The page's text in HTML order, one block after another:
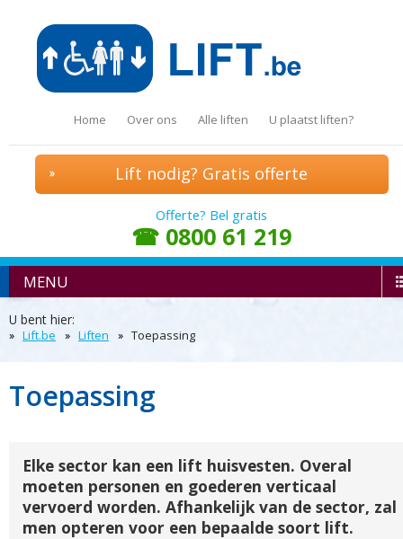
Home Over ons Alle liften U plaatst liften?
Lift nodig? Gratis offerte
Offerte? Bel gratis
☎ 0800 61 219
MENU
U bent hier:
Lift.be Liften Toepassing
Toepassing
Elke sector kan een lift huisvesten. Overal
moeten personen en goederen verticaal
vervoerd worden. Afhankelijk van de sector, zal
men opteren voor een bepaalde soort lift.